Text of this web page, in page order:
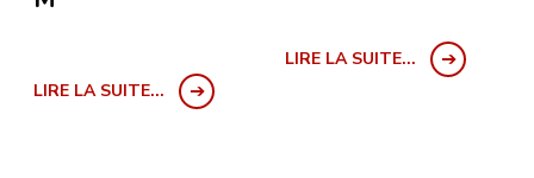
LIRE LA SUITE...
LIRE LA SUITE...